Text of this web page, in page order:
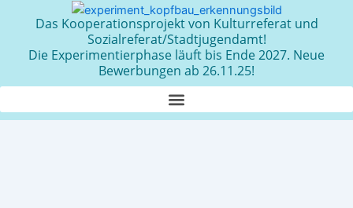
Das Kooperationsprojekt von Kulturreferat und
Sozialreferat/Stadtjugendamt!
Die Experimentierphase läuft bis Ende 2027. Neue
Bewerbungen ab 26.11.25!